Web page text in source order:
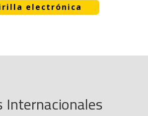
electrónica
Internacionales